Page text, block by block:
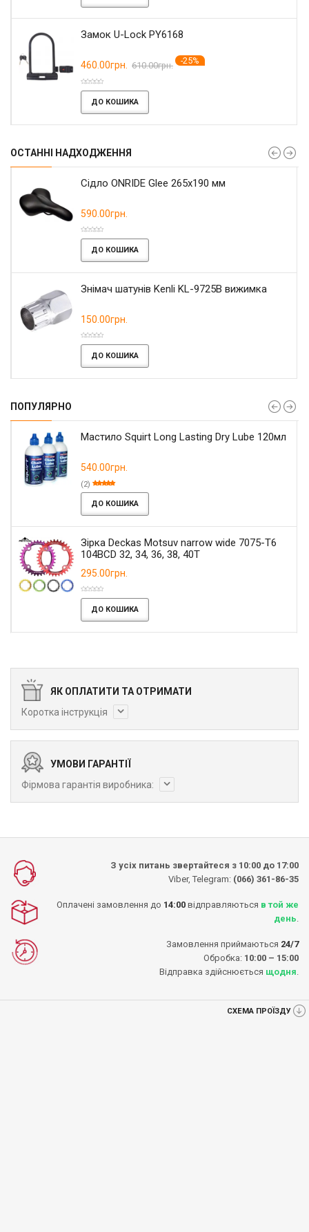
Замок U-Lock PY6168
460.00грн. 610.00грн. -25%
ДО КОШИКА
ОСТАННІ НАДХОДЖЕННЯ
Сідло ONRIDE Glee 265x190 мм
590.00грн.
ДО КОШИКА
Знімач шатунів Kenli KL-9725B вижимка
150.00грн.
ДО КОШИКА
ПОПУЛЯРНО
Мастило Squirt Long Lasting Dry Lube 120мл
540.00грн.
(2)
ДО КОШИКА
Зірка Deckas Motsuv narrow wide 7075-T6
104BCD 32, 34, 36, 38, 40T
295.00грн.
ДО КОШИКА
ЯК ОПЛАТИТИ ТА ОТРИМАТИ
Коротка інструкція
УМОВИ ГАРАНТІЇ
Фірмова гарантія виробника:
З усіх питань звертайтеся з 10:00 до 17:00
Viber, Telegram: (066) 361-86-35
Оплачені замовлення до 14:00 відправляються в той же
день
Замовлення приймаються 24/7
Обробка: 10:00 – 15:00
Відправка здійснюється щодня
СХЕМА ПРОЇЗДУ